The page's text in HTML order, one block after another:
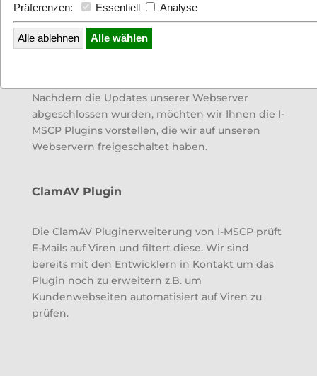
Nachdem die Updates unserer Webserver
abgeschlossen wurden, möchten wir Ihnen die I-
MSCP Plugins vorstellen, die wir auf unseren
Webservern freigeschaltet haben.
ClamAV Plugin
Die ClamAV Pluginerweiterung von I-MSCP prüft
E-Mails auf Viren und filtert diese. Wir sind
bereits mit den Entwicklern in Kontakt um das
Plugin noch zu erweitern z.B. um
Kundenwebseiten automatisiert auf Viren zu
prüfen.
Präferenzen: Essentiell Analyse
Alle ablehnen Alle wählen